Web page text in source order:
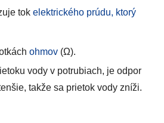
tok elektrického prúdu, ktorý
ohmov (Ω).
vody v potrubiach, je odpor
takže sa prietok vody zníži.